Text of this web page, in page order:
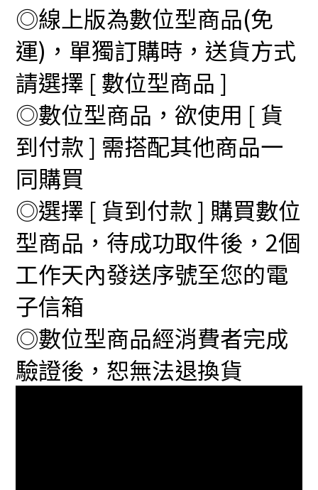
◎線上版為數位型商品(免
運)，單獨訂購時，送貨方式
請選擇 [ 數位型商品 ]
◎數位型商品，欲使用 [ 貨
到付款 ] 需搭配其他商品一
同購買
◎選擇 [ 貨到付款 ] 購買數位
型商品，待成功取件後，2個
工作天內發送序號至您的電
子信箱
◎數位型商品經消費者完成
驗證後，恕無法退換貨